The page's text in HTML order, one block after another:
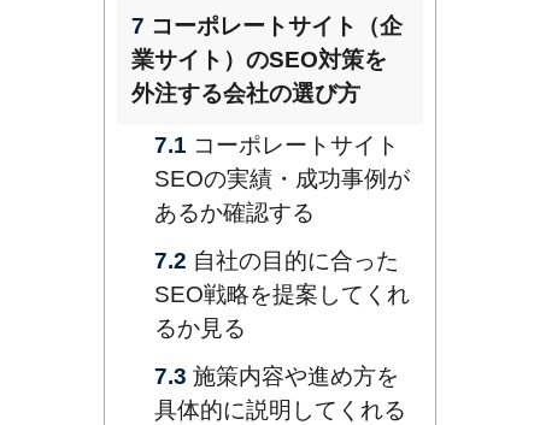
7 コーポレートサイト（企
業サイト）のSEO対策を
外注する会社の選び方
7.1 コーポレートサイト
SEOの実績・成功事例が
あるか確認する
7.2 自社の目的に合った
SEO戦略を提案してくれ
るか見る
7.3 施策内容や進め方を
具体的に説明してくれる